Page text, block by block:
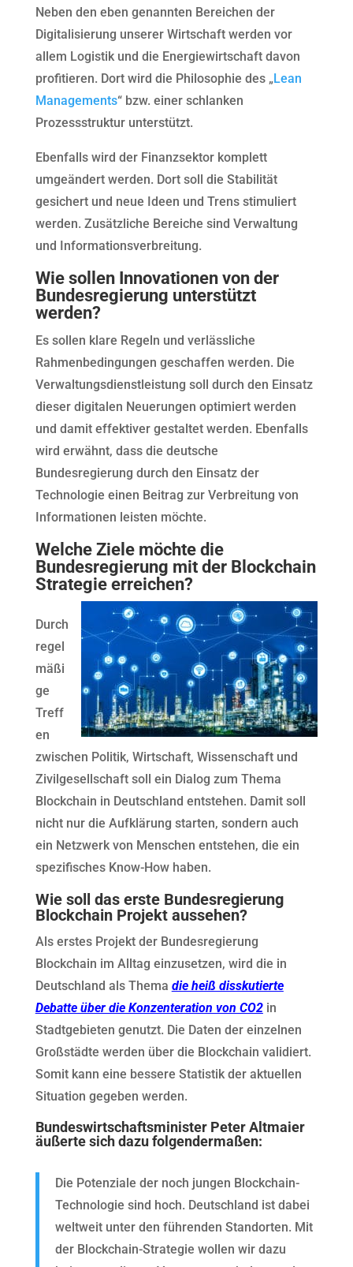
Neben den eben genannten Bereichen der
Digitalisierung unserer Wirtschaft werden vor
allem Logistik und die Energiewirtschaft davon
profitieren. Dort wird die Philosophie des „Lean
Managements“ bzw. einer schlanken
Prozessstruktur unterstützt.
Ebenfalls wird der Finanzsektor komplett
umgeändert werden. Dort soll die Stabilität
gesichert und neue Ideen und Trens stimuliert
werden. Zusätzliche Bereiche sind Verwaltung
und Informationsverbreitung.
Wie sollen Innovationen von der
Bundesregierung unterstützt
werden?
Es sollen klare Regeln und verlässliche
Rahmenbedingungen geschaffen werden. Die
Verwaltungsdienstleistung soll durch den Einsatz
dieser digitalen Neuerungen optimiert werden
und damit effektiver gestaltet werden. Ebenfalls
wird erwähnt, dass die deutsche
Bundesregierung durch den Einsatz der
Technologie einen Beitrag zur Verbreitung von
Informationen leisten möchte.
Welche Ziele möchte die
Bundesregierung mit der Blockchain
Strategie erreichen?
Durch
regel
mäßi
ge
Treff
en
zwischen Politik, Wirtschaft, Wissenschaft und
Zivilgesellschaft soll ein Dialog zum Thema
Blockchain in Deutschland entstehen. Damit soll
nicht nur die Aufklärung starten, sondern auch
ein Netzwerk von Menschen entstehen, die ein
spezifisches Know-How haben.
Wie soll das erste Bundesregierung
Blockchain Projekt aussehen?
Als erstes Projekt der Bundesregierung
Blockchain im Alltag einzusetzen, wird die in
Deutschland als Thema die heiß disskutierte
Debatte über die Konzenteration von CO2in
Stadtgebieten genutzt. Die Daten der einzelnen
Großstädte werden über die Blockchain validiert.
Somit kann eine bessere Statistik der aktuellen
Situation gegeben werden.
Bundeswirtschaftsminister Peter Altmaier
äußerte sich dazu folgendermaßen:
Die Potenziale der noch jungen Blockchain-
Technologie sind hoch. Deutschland ist dabei
weltweit unter den führenden Standorten. Mit
der Blockchain-Strategie wollen wir dazu